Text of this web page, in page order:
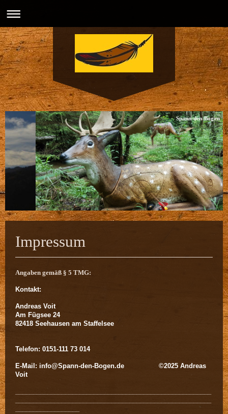
Spann-den-Bogen
Impressum
Angaben gemäß § 5 TMG:
Kontakt:
Andreas Voit
Am Fügsee 24
82418 Seehausen am Staffelsee
Telefon: 0151-111 73 014
E-Mail: info@Spann-den-Bogen.de ©2025 Andreas
Voit